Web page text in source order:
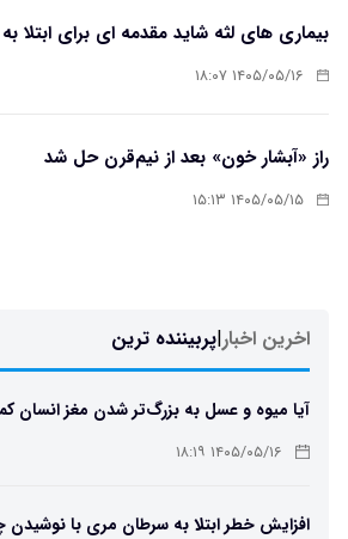
بیماری های لثه شاید مقدمه ای برای ابتلا به
۱۴۰۵/۰۵/۱۶ ۱۸:۰۷
راز «آبشار خون» بعد از نیم‌قرن حل شد
۱۴۰۵/۰۵/۱۵ ۱۵:۱۳
اخرین اخبار|پربیننده ترین
آیا میوه و عسل به بزرگ‌تر شدن مغز انسان
۱۴۰۵/۰۵/۱۶ ۱۸:۱۹
افزایش خطر ابتلا به سرطان مری با نوشیدن